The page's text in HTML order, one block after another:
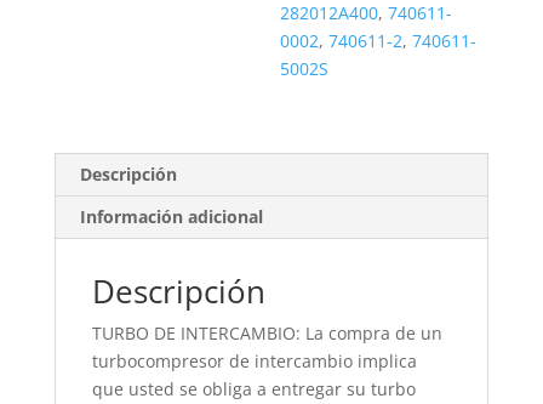
282012A400,740611-
0002,740611-2,740611-
5002S
Descripción
Información adicional
Descripción
TURBO DE INTERCAMBIO: La compra de un
turbocompresor de intercambio implica
que usted se obliga a entregar su turbo